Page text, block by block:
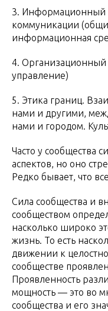
3. Информационный
коммуникации
информационная
4.
управление)
5. Этика границ.
нами и другими,
нами и городом.
Часто у сообщества
аспектов, но оно
Редко бывает, что
Сила сообщества и
сообществом
насколько широко
жизнь. То есть
движении к
сообществе
Проявленность
мощность — это во
сообщества и его